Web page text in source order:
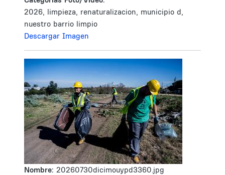
2026, limpieza, renaturalizacion, municipio d,
nuestro barrio limpio
Descargar Imagen
Nombre: 20260730dicimouypd3360.jpg